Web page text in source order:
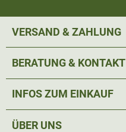
VERSAND & ZAHLUNG
BERATUNG & KONTAKT
INFOS ZUM EINKAUF
ÜBER UNS